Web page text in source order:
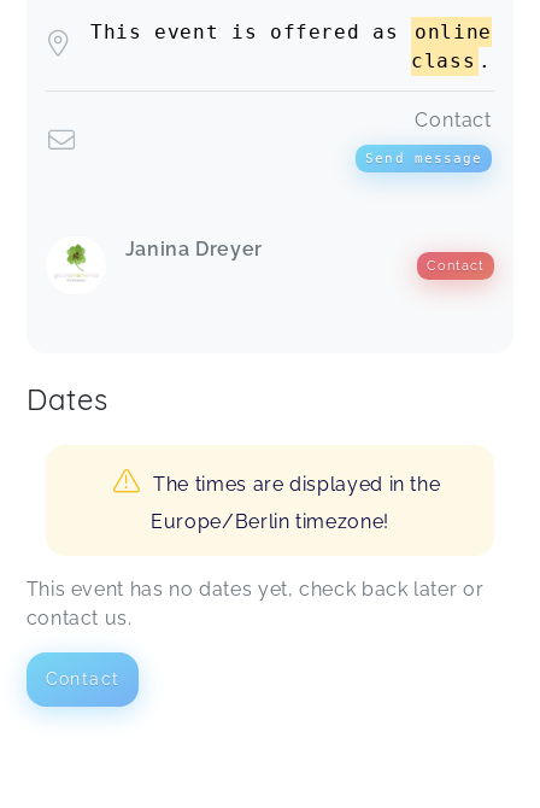
This event is offered as
online
class .
Contact
Send message
Janina Dreyer
Contact
Dates
The times are displayed in the
Europe/Berlin timezone!
This event has no dates yet, check back later or
contact us.
Contact